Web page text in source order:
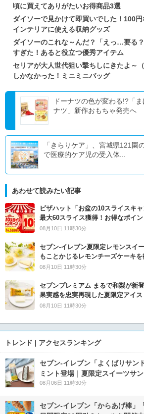
頃に買えてありがたいお得商品3選
ダイソーで見かけて即買いでした！100円
インテリアに使える収納グッズ
ダイソーのこれな～んだ？「えっ…要る
すぎた！あると役立つ優秀アイテム
セリアが大人世代狙い撃ちしにきたよ～
しかなかった！ミニミニバッグ
ドーナツの色が変わる!?「
ナツ」新作おもちゃ発売へ
「きらりケア」、宮城県121園
で医療的ケア児の受入体...
あわせて読みたい記事
ピザハット「お盆の10スライスキ
最大60スライス獲得！お得なポイ
08月10日 11時30分
セブン‐イレブン夏限定レモンスイ
もことかじるレモンチーズケーキ
08月10日 11時30分
セブンプレミアム まるで和梨が新
果実感を忠実再現した夏限定アイス
08月10日 11時30分
トレンド | アクセスランキング
セブン‐イレブン「よくばりサン
ミント登場｜夏限定スイーツサ
08月06日 11時30分
セブン‐イレブン「からあげ棒」